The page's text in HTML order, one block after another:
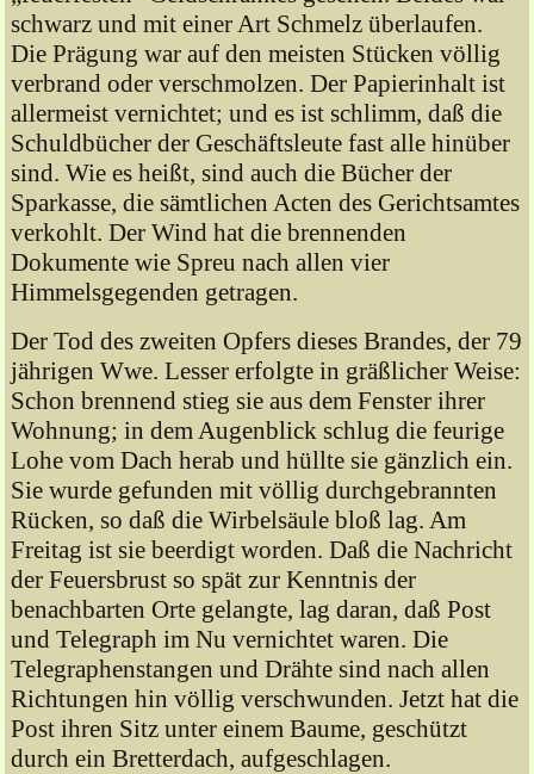
schwarz und mit einer Art Schmelz überlaufen.
Die Prägung war auf den meisten Stücken völlig
verbrand oder verschmolzen. Der Papierinhalt ist
allermeist vernichtet; und es ist schlimm, daß die
Schuldbücher der Geschäftsleute fast alle hinüber
sind. Wie es heißt, sind auch die Bücher der
Sparkasse, die sämtlichen Acten des Gerichtsamtes
verkohlt. Der Wind hat die brennenden
Dokumente wie Spreu nach allen vier
Himmelsgegenden getragen.
Der Tod des zweiten Opfers dieses Brandes, der 79
jährigen Wwe. Lesser erfolgte in gräßlicher Weise:
Schon brennend stieg sie aus dem Fenster ihrer
Wohnung; in dem Augenblick schlug die feurige
Lohe vom Dach herab und hüllte sie gänzlich ein.
Sie wurde gefunden mit völlig durchgebrannten
Rücken, so daß die Wirbelsäule bloß lag. Am
Freitag ist sie beerdigt worden. Daß die Nachricht
der Feuersbrust so spät zur Kenntnis der
benachbarten Orte gelangte, lag daran, daß Post
und Telegraph im Nu vernichtet waren. Die
Telegraphenstangen und Drähte sind nach allen
Richtungen hin völlig verschwunden. Jetzt hat die
Post ihren Sitz unter einem Baume, geschützt
durch ein Bretterdach, aufgeschlagen.